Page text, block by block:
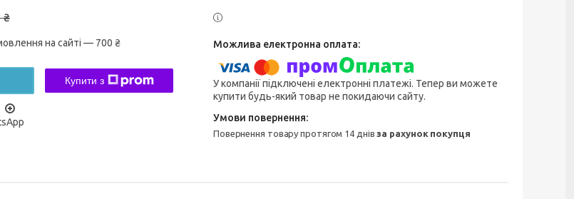
₴
на сайті — 700 ₴
Купити з
У компанії підключені електронні платежі. Тепер ви можете
купити будь-який товар не покидаючи сайту.
повернення товару протягом 14 днівза рахунок покупця